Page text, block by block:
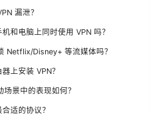
漏泄？
和电脑上同时使用 VPN 吗？
Netflix/Disney+ 等流媒体吗？
上安装 VPN？
场景中的表现如何？
适的协议？